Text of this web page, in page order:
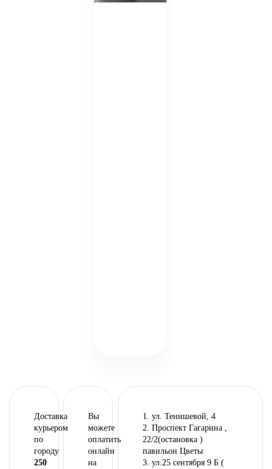
Доставка
курьером
по
городу
250
Вы
можете
оплатить
онлайн
на
1. ул. Тенишевой, 4
2. Проспект Гагарина ,
22/2(остановка )
павильон Цветы
3. ул.25 сентября 9 Б (